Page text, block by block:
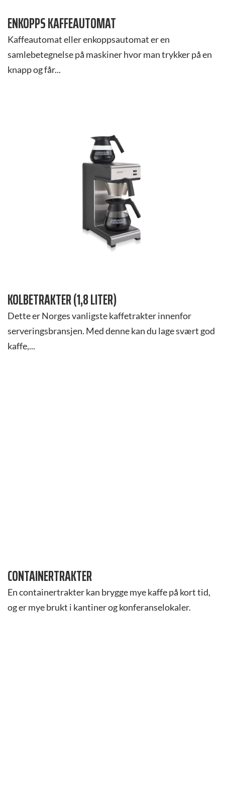
ENKOPPS KAFFEAUTOMAT
Kaffeautomat eller enkoppsautomat er en
samlebetegnelse på maskiner hvor man trykker på en
knapp og får...
KOLBETRAKTER (1,8 LITER)
Dette er Norges vanligste kaffetrakter innenfor
serveringsbransjen. Med denne kan du lage svært god
kaffe,...
CONTAINERTRAKTER
En containertrakter kan brygge mye kaffe på kort tid,
og er mye brukt i kantiner og konferanselokaler.